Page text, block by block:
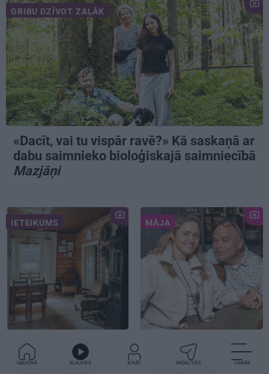
GRIBU DZĪVOT ZAĻĀK
«Dacīt, vai tu vispār ravē?» Kā saskaņā ar
dabu saimnieko bioloģiskajā saimniecībā
Mazjāņi
IETEIKUMS
Praktiski, gardi un
iedvesmojoši: pieci
atradumi skaistākai
MĀJA
CIEMOS:Kā Elmārs
Tannis ar sievu
saimnieko varenā
GALVENĀ KLAUSIES IENĀC PADALĪTIES VAIRĀK